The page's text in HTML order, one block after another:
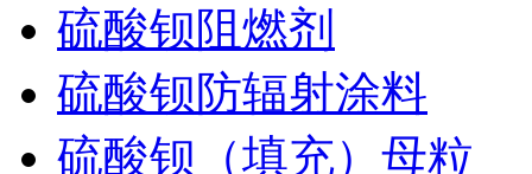
硫酸钡阻燃剂
硫酸钡防辐射涂料
硫酸钡（填充）母粒